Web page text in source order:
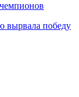
вырвала победу